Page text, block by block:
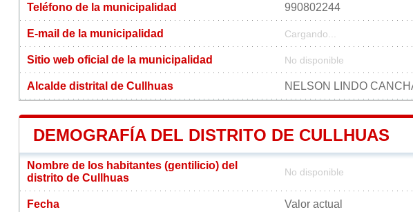
Teléfono de la municipalidad 990802244
E-mail de la municipalidad Cargando...
Sitio web oficial de la municipalidad No disponible
Alcalde distrital de Cullhuas NELSON LINDO
DEMOGRAFÍA DEL DISTRITO DE CULLHUAS
Nombre de los habitantes (gentilicio) del
distrito de Cullhuas
No disponible
Fecha Valor actual